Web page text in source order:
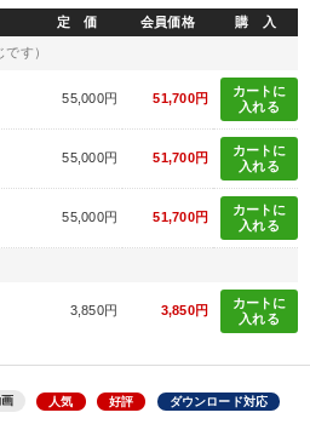
定 価 会員価格 購 入
す）
55,000円 51,700円
カートに
入れる
55,000円 51,700円
カートに
入れる
55,000円 51,700円
カートに
入れる
3,850円 3,850円
カートに
入れる
人気 好評 ダウンロード対応